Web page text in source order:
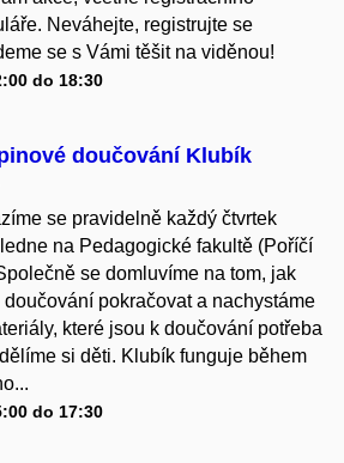
Neváhejte, registrujte se
se s Vámi těšit na viděnou!
do 18:30
doučování Klubík
se pravidelně každý čtvrtek
na Pedagogické fakultě (Poříčí
se domluvíme na tom, jak
doučování pokračovat a nachystáme
které jsou k doučování potřeba
si děti. Klubík funguje během
do 17:30